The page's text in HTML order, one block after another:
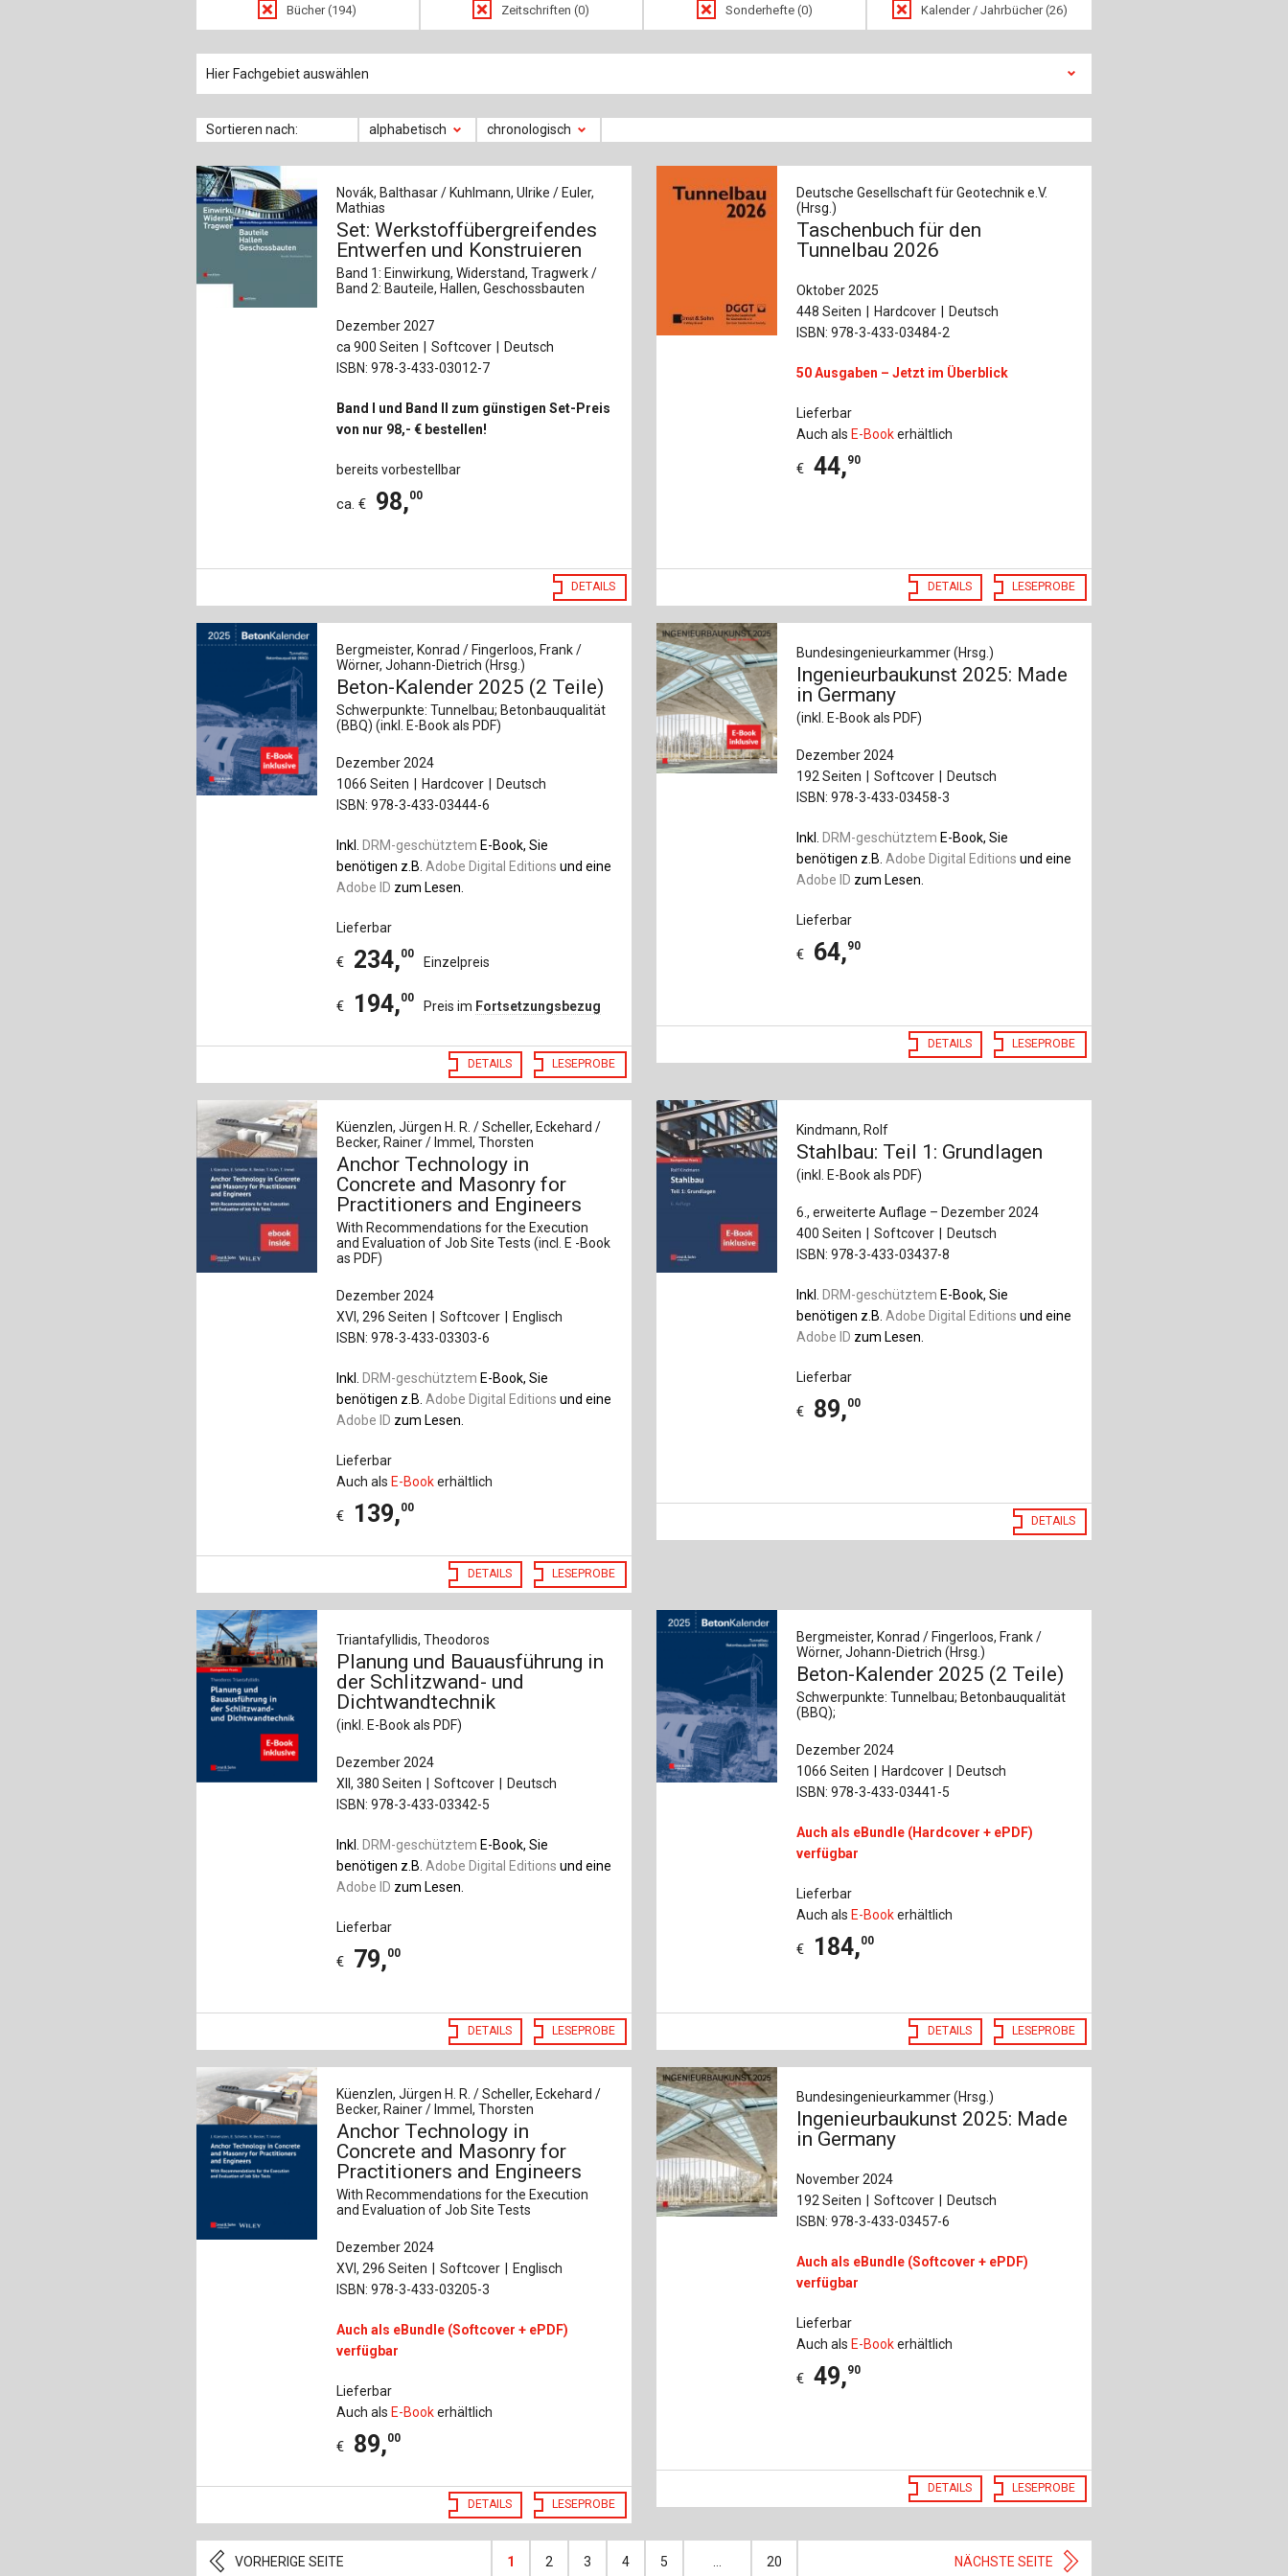
Baustoffe
Betonbau
Brückenbau
Sachbuch
Tunnelbau
Bücher (194) Zeitschriften (0) Sonderhefte (0) Kalender / Jahrbücher (26)
Hier Fachgebiet auswählen
Sortieren nach: alphabetisch chronologisch
Novák, Balthasar / Kuhlmann, Ulrike / Euler,
Mathias
Set: Werkstoffübergreifendes
Entwerfen und Konstruieren
Band 1: Einwirkung, Widerstand, Tragwerk /
Band 2: Bauteile, Hallen, Geschossbauten
Dezember 2027
ca 900 Seiten
Softcover
Deutsch
ISBN: 978-3-433-03012-7
Band I und Band II zum günstigen Set-Preis
von nur 98,- € bestellen!
bereits vorbestellbar
ca. € 98,00
DETAILS
Deutsche Gesellschaft für Geotechnik e.V.
(Hrsg.)
Taschenbuch für den
Tunnelbau 2026
Oktober 2025
448 Seiten
Hardcover
Deutsch
ISBN: 978-3-433-03484-2
50 Ausgaben – Jetzt im Überblick
Lieferbar
Auch alsE-Bookerhältlich
€ 44,90
DETAILS LESEPROBE
Bergmeister, Konrad / Fingerloos, Frank /
Wörner, Johann-Dietrich (Hrsg.)
Beton-Kalender 2025 (2 Teile)
Schwerpunkte: Tunnelbau; Betonbauqualität
(BBQ) (inkl. E-Book als PDF)
Dezember 2024
1066 Seiten
Hardcover
Deutsch
ISBN: 978-3-433-03444-6
Inkl.DRM-geschütztem E-Book, Sie
benötigen z.B.Adobe Digital Editions und eine
Adobe ID zum Lesen.
Lieferbar
€ 234,00
Einzelpreis
€ 194,00
Preis im Fortsetzungsbezug
DETAILS LESEPROBE
Bundesingenieurkammer (Hrsg.)
Ingenieurbaukunst 2025: Made
in Germany
(inkl. E-Book als PDF)
Dezember 2024
192 Seiten
Softcover
Deutsch
ISBN: 978-3-433-03458-3
Inkl.DRM-geschütztem E-Book, Sie
benötigen z.B.Adobe Digital Editions und eine
Adobe ID zum Lesen.
Lieferbar
€ 64,90
DETAILS LESEPROBE
Küenzlen, Jürgen H. R. / Scheller, Eckehard /
Becker, Rainer / Immel, Thorsten
Anchor Technology in
Concrete and Masonry for
Practitioners and Engineers
With Recommendations for the Execution
and Evaluation of Job Site Tests (incl. E -Book
as PDF)
Dezember 2024
XVI, 296 Seiten
Softcover
Englisch
ISBN: 978-3-433-03303-6
Inkl.DRM-geschütztem E-Book, Sie
benötigen z.B.Adobe Digital Editions und eine
Adobe ID zum Lesen.
Lieferbar
Auch alsE-Bookerhältlich
€ 139,00
DETAILS LESEPROBE
Kindmann, Rolf
Stahlbau: Teil 1: Grundlagen
(inkl. E-Book als PDF)
6., erweiterte Auflage – Dezember 2024
400 Seiten
Softcover
Deutsch
ISBN: 978-3-433-03437-8
Inkl.DRM-geschütztem E-Book, Sie
benötigen z.B.Adobe Digital Editions und eine
Adobe ID zum Lesen.
Lieferbar
€ 89,00
DETAILS
Triantafyllidis, Theodoros
Planung und Bauausführung in
der Schlitzwand- und
Dichtwandtechnik
(inkl. E-Book als PDF)
Dezember 2024
XII, 380 Seiten
Softcover
Deutsch
ISBN: 978-3-433-03342-5
Inkl.DRM-geschütztem E-Book, Sie
benötigen z.B.Adobe Digital Editions und eine
Adobe ID zum Lesen.
Lieferbar
€ 79,00
DETAILS LESEPROBE
Bergmeister, Konrad / Fingerloos, Frank /
Wörner, Johann-Dietrich (Hrsg.)
Beton-Kalender 2025 (2 Teile)
Schwerpunkte: Tunnelbau; Betonbauqualität
(BBQ);
Dezember 2024
1066 Seiten
Hardcover
Deutsch
ISBN: 978-3-433-03441-5
Auch als eBundle (Hardcover + ePDF)
verfügbar
Lieferbar
Auch alsE-Bookerhältlich
€ 184,00
DETAILS LESEPROBE
Küenzlen, Jürgen H. R. / Scheller, Eckehard /
Becker, Rainer / Immel, Thorsten
Anchor Technology in
Concrete and Masonry for
Practitioners and Engineers
With Recommendations for the Execution
and Evaluation of Job Site Tests
Dezember 2024
XVI, 296 Seiten
Softcover
Englisch
ISBN: 978-3-433-03205-3
Auch als eBundle (Softcover + ePDF)
verfügbar
Lieferbar
Auch alsE-Bookerhältlich
€ 89,00
DETAILS LESEPROBE
Bundesingenieurkammer (Hrsg.)
Ingenieurbaukunst 2025: Made
in Germany
November 2024
192 Seiten
Softcover
Deutsch
ISBN: 978-3-433-03457-6
Auch als eBundle (Softcover + ePDF)
verfügbar
Lieferbar
Auch alsE-Bookerhältlich
€ 49,90
DETAILS LESEPROBE
VORHERIGE SEITE 1 2 3 4 5 20 NÄCHSTE SEITE